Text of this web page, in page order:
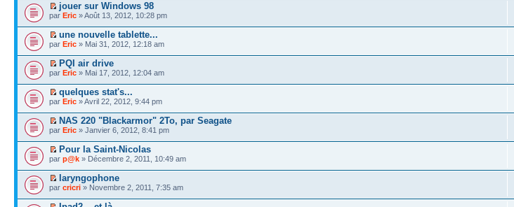
jouer sur Windows 98
par Eric » Août 13, 2012, 10:28 pm
une nouvelle tablette...
par Eric » Mai 31, 2012, 12:18 am
PQI air drive
par Eric » Mai 17, 2012, 12:04 am
quelques stat's...
par Eric » Avril 22, 2012, 9:44 pm
NAS 220 "Blackarmor" 2To, par Seagate
par Eric » Janvier 6, 2012, 8:41 pm
Pour la Saint-Nicolas
par p@k » Décembre 2, 2011, 10:49 am
laryngophone
par cricri » Novembre 2, 2011, 7:35 am